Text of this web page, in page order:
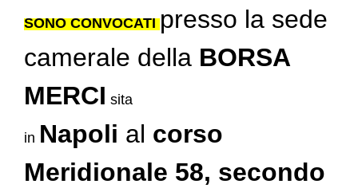
SONO CONVOCATIpresso la sede
camerale della BORSA
MERCI sita
in Napoli al corso
Meridionale 58, secondo